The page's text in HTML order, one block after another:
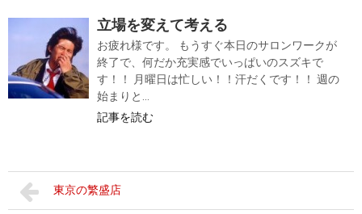
立場を変えて考える
お疲れ様です。 もうすぐ本日のサロンワークが
終了で、何だか充実感でいっぱいのスズキで
す！！ 月曜日は忙しい！！汗だくです！！ 週の
始まりと...
記事を読む
東京の繁盛店